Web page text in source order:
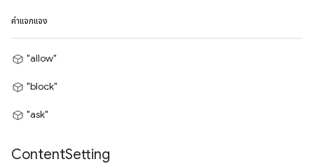
ค่าแจกแจง
"allow"
"block"
"ask"
ContentSetting